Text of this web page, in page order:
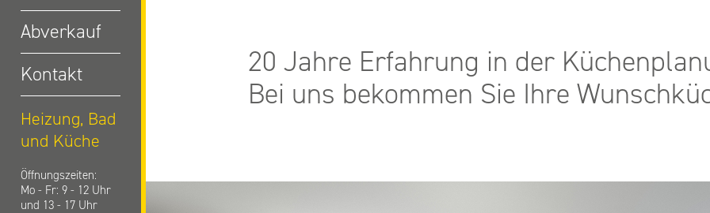
Abverkauf
Kontakt
Öffnungszeiten:
Mo - Fr: 9 - 12 Uhr
und 13 - 17 Uhr
Heizung, Bad
und Küche
20 Jahre Erfahrung in der
Bei uns bekommen Sie Ihre